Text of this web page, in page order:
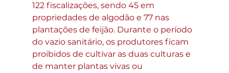
122 fiscalizações, sendo 45 em
propriedades de algodão e 77 nas
plantações de feijão. Durante o período
do vazio sanitário, os produtores ficam
proibidos de cultivar as duas culturas e
de manter plantas vivas ou